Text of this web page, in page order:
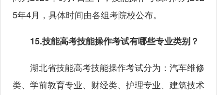
5年4月，具体时间由各组考院校公布。
15.技能高考技能操作考试有哪些专业类别？
湖北省技能高考技能操作考试分为：汽车维修
类、学前教育专业、财经类、护理专业、建筑技术